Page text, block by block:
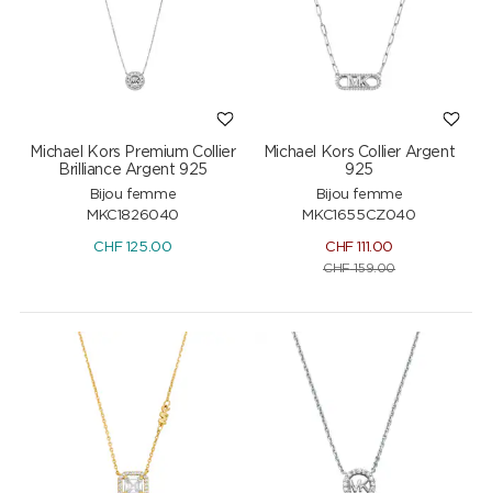
Michael Kors Premium Collier
Brilliance Argent 925
Bijou femme
MKC1826040
CHF 125.00
Michael Kors Collier Argent
925
Bijou femme
MKC1655CZ040
CHF 111.00
CHF159.00